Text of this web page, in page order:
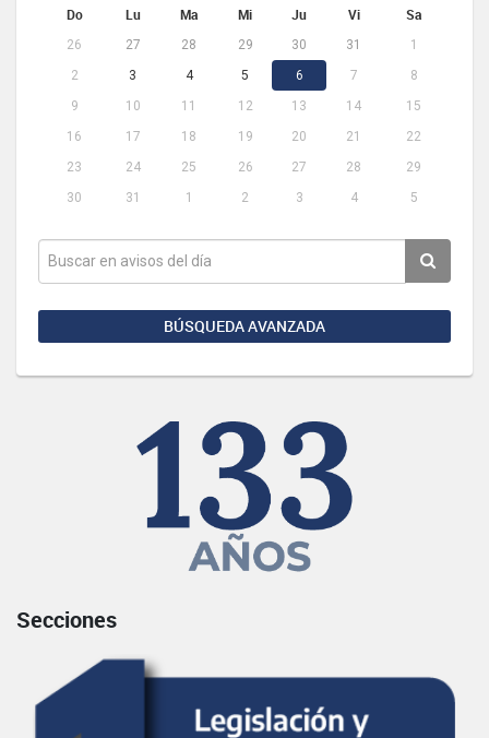
Do Lu Ma Mi Ju Vi Sa
26 27 28 29 30 31
1
2
3 4 5 6 7
8
9
10 11 12 13 14
15
16
17 18 19 20 21
22
23
24 25 26 27 28
29
30
31 1 2 3 4 5
BÚSQUEDA AVANZADA
Secciones